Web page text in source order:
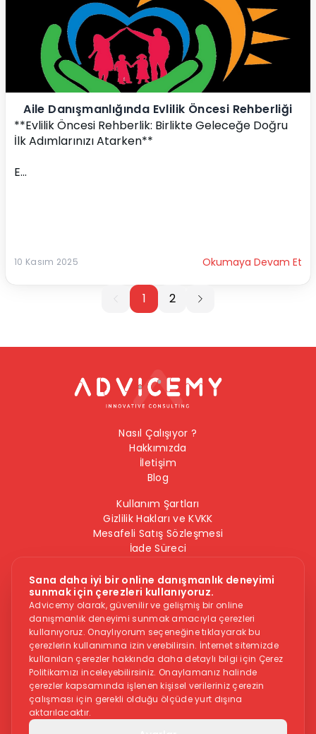
Aile Danışmanlığında Evlilik Öncesi Rehberliği
**Evlilik Öncesi Rehberlik: Birlikte Geleceğe Doğru
İlk Adımlarınızı Atarken**
E...
10 Kasım 2025 Okumaya Devam Et
11 2
Sana daha iyi bir online danışmanlık deneyimi
sunmak için çerezleri kullanıyoruz.
Advicemy olarak, güvenilir ve gelişmiş bir online
danışmanlık deneyimi sunmak amacıyla çerezleri
kullanıyoruz. Onaylıyorum seçeneğine tıklayarak bu
çerezlerin kullanımına izin verebilirsin. İnternet sitemizde
kullanılan çerezler hakkında daha detaylı bilgi için Çerez
Politikamızı inceleyebilirsiniz. Onaylamanız halinde
çerezler kapsamında işlenen kişisel verileriniz çerezin
çalışması için gerekli olduğu ölçüde yurt dışına
aktarılacaktır.
Nasıl Çalışıyor ?
Hakkımızda
İletişim
Blog
Kullanım Şartları
Gizlilik Hakları ve KVKK
Mesafeli Satış Sözleşmesi
İade Süreci
Bilgi Güvenliği Politikası
Bizi Takip Edin
Dikkat -Online danışmanlık hizmeti, herkese uygun bir hizmet
değildir. İntihar veya kendine zarar vermek gibi düşüncelere